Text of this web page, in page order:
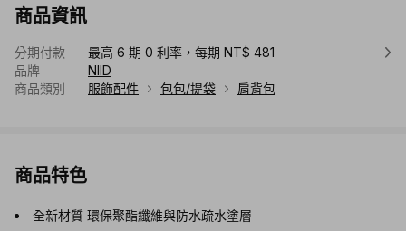
商品資訊
分期付款
最高 6 期 0 利率，每期 NT$ 481
品牌
NIID
商品類別
服飾配件 包包/提袋 肩背包
商品特色
全新材質 環保聚酯纖維與防水疏水塗層